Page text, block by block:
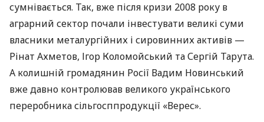
сумнівається. Так, вже після кризи 2008 року в
аграрний сектор почали інвестувати великі суми
власники металургійних і сировинних активів —
Рінат Ахметов, Ігор Коломойський та Сергій Тарута.
А колишній громадянин Росії Вадим Новинський
вже давно контролював великого українського
переробника сільгосппродукції «Верес».